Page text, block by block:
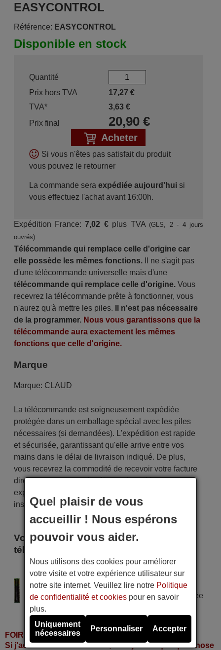
EASYCONTROL
Référence: EASYCONTROL
Disponible en stock
Quantité
Prix hors TVA
17,27 €
TVA*
3,63€
Prix final
20,90€
Acheter
Si vous n'êtes pas satisfait du produit
vous pouvez le retourner
La commande sera expédiée aujourd'huisi
vous effectuez l'achat avant 16:00h.
Expédition France:7,02 €plus TVA (GLS, 2 - 4 jours
ouvrés)
Télécommande qui remplace celle d'origine car
elle possède les mêmes fonctions.Il ne s'agit pas
d'une télécommande universelle mais d'une
télécommande qui remplace celle d'origine.Vous
recevrez la télécommande prête à fonctionner, vous
n'aurez qu'à mettre les piles.
Il n'est pas nécessaire
de la programmer. Nous vous garantissons que la
télécommande aura exactement les mêmes
fonctions que celle d'origine.
Marque
Marque: CLAUD
La télécommande est soigneusement expédiée
protégée dans un emballage spécial avec les piles
nécessaires (si demandées). L'expédition est rapide
et sécurisée, garantissant qu'elle arrive entre vos
mains dans le délai de livraison indiqué. De plus,
vous recevrez la commodité de recevoir votre facture
directement par courrier électronique. Votre
expérience d'achat sera impeccable dès le premier
instant !
Voici certains modèles qui utilisent cette
télécommande
CLAUD EASYCONTROL
Alimentation : 2 piles type AAA
Pile alcaline type AAA LR06 tension 1,5 V utilisée
dans la grande majorité de télécommandes.
FOIRE AUX QUESTIONS
Si j'achète la télécommande, dois-je faire quelque chose
Quel plaisir de vous
accueillir ! Nous espérons
pouvoir vous aider.
Nous utilisons des cookies pour améliorer
votre visite et votre expérience utilisateur sur
notre site internet. Veuillez lire notre Politique
de confidentialité et cookies pour en savoir
plus.
Uniquement
nécessaires
Personnaliser Accepter